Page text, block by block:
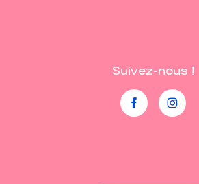
Suivez-nous !